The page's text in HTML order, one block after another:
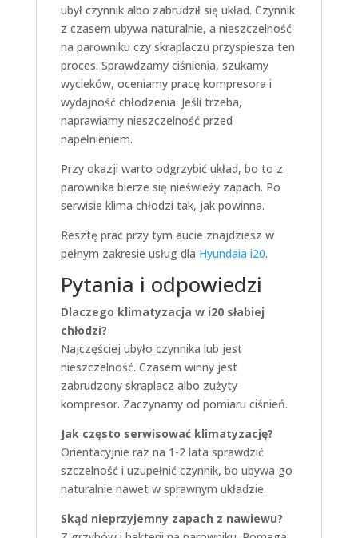
ubył czynnik albo zabrudził się układ. Czynnik
z czasem ubywa naturalnie, a nieszczelność
na parowniku czy skraplaczu przyspiesza ten
proces. Sprawdzamy ciśnienia, szukamy
wycieków, oceniamy pracę kompresora i
wydajność chłodzenia. Jeśli trzeba,
naprawiamy nieszczelność przed
napełnieniem.
Przy okazji warto odgrzybić układ, bo to z
parownika bierze się nieświeży zapach. Po
serwisie klima chłodzi tak, jak powinna.
Resztę prac przy tym aucie znajdziesz w
pełnym zakresie usług dla Hyundaia i20.
Pytania i odpowiedzi
Dlaczego klimatyzacja w i20 słabiej
chłodzi?
Najczęściej ubyło czynnika lub jest
nieszczelność. Czasem winny jest
zabrudzony skraplacz albo zużyty
kompresor. Zaczynamy od pomiaru ciśnień.
Jak często serwisować klimatyzację?
Orientacyjnie raz na 1-2 lata sprawdzić
szczelność i uzupełnić czynnik, bo ubywa go
naturalnie nawet w sprawnym układzie.
Skąd nieprzyjemny zapach z nawiewu?